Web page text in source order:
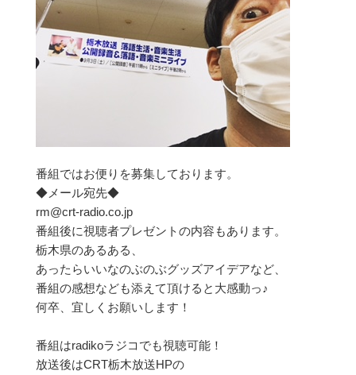
番組ではお便りを募集しております。
◆メール宛先◆
rm@crt-radio.co.jp
番組後に視聴者プレゼントの内容もあります。
栃木県のあるある、
あったらいいなのぶのぶグッズアイデアなど、
番組の感想なども添えて頂けると大感動っ♪
何卒、宜しくお願いします！
番組はradikoラジコでも視聴可能！
放送後はCRT栃木放送HPの